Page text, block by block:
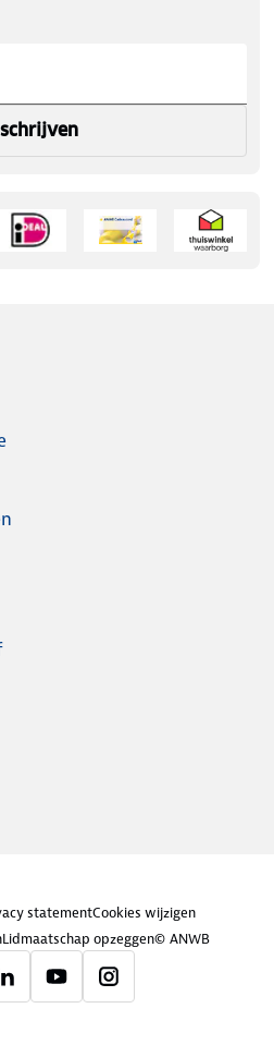
statementCookies wijzigen
Lidmaatschap opzeggen© ANWB